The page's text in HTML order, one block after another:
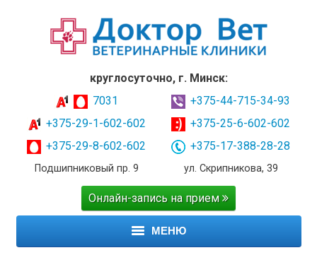
круглосуточно, г. Минск:
7031
+375-29-1-602-602
+375-29-8-602-602
Подшипниковый пр. 9
+375-44-715-34-93
+375-25-6-602-602
+375-17-388-28-28
ул. Скрипникова, 39
Онлайн-запись на прием
МЕНЮ